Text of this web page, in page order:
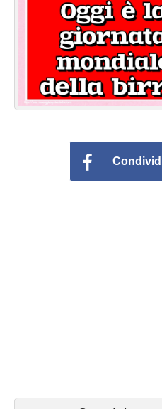
Cartoline musicali
Cartoline animate